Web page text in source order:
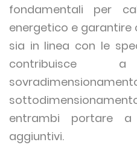
fondamentali per
energetico e
sia in linea con le
entrambi portare
aggiuntivi.